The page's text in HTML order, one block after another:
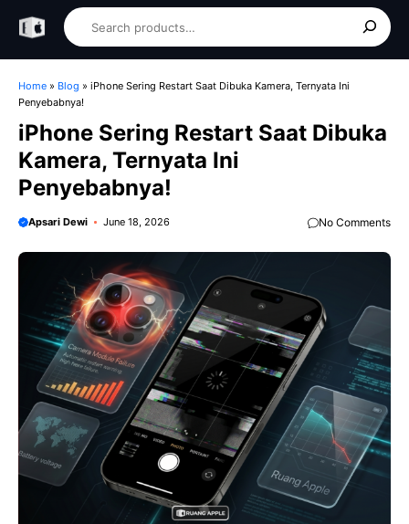
content
Home » Blog » iPhone Sering Restart Saat Dibuka Kamera, Ternyata Ini
Penyebabnya!
iPhone Sering Restart Saat Dibuka
Kamera, Ternyata Ini
Penyebabnya!
Apsari Dewi June 18, 2026 No Comments